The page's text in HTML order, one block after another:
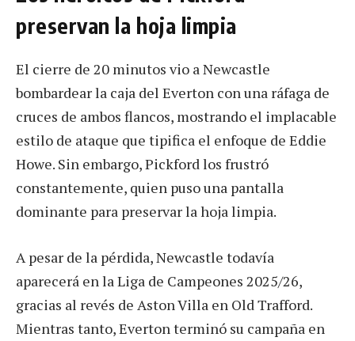
preservan la hoja limpia
El cierre de 20 minutos vio a Newcastle
bombardear la caja del Everton con una ráfaga de
cruces de ambos flancos, mostrando el implacable
estilo de ataque que tipifica el enfoque de Eddie
Howe. Sin embargo, Pickford los frustró
constantemente, quien puso una pantalla
dominante para preservar la hoja limpia.
A pesar de la pérdida, Newcastle todavía
aparecerá en la Liga de Campeones 2025/26,
gracias al revés de Aston Villa en Old Trafford.
Mientras tanto, Everton terminó su campaña en